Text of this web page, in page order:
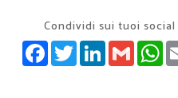
Condividi sui tuoi
FACEBOOK
TWITTERLINKEDIN
GMAIL